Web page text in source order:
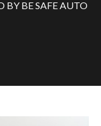
BE SAFE AUTO